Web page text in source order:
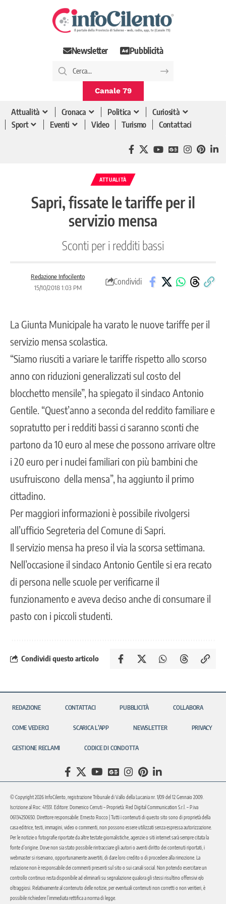
Newsletter Pubblicità
Canale 79
Attualità Cronaca Politica
Curiosità
Sport
Eventi Video Turismo Contattaci
ATTUALITÀ
Sapri, fissate le tariffe per il
servizio mensa
Sconti per i redditi bassi
Redazione Infocilento
15/10/2018 1:03 PM
Condividi
La Giunta Municipale ha varato le nuove tariffe per il
servizio mensa scolastica.
“Siamo riusciti a variare le tariffe rispetto allo scorso
anno con riduzioni generalizzati sul costo del
blocchetto mensile”, ha spiegato il sindaco Antonio
Gentile. “Quest’anno a seconda del reddito familiare e
sopratutto per i redditi bassi ci saranno sconti che
partono da 10 euro al mese che possono arrivare oltre
i 20 euro per i nuclei familiari con più bambini che
usufruiscono della mensa”, ha aggiunto il primo
cittadino.
Per maggiori informazioni è possibile rivolgersi
all’ufficio Segreteria del Comune di Sapri.
Il servizio mensa ha preso il via la scorsa settimana.
Nell’occasione il sindaco Antonio Gentile si era recato
di persona nelle scuole per verificarne il
funzionamento e aveva deciso anche di consumare il
pasto con i piccoli studenti.
Condividi questo articolo
REDAZIONE CONTATTACI PUBBLICITÀ COLLABORA
COME VEDERCI SCARICA L’APP NEWSLETTER PRIVACY
GESTIONE RECLAMI CODICE DI CONDOTTA
© Copyright 2026 InfoCilento, registrazione Tribunale di Vallo della Lucania nr. 1/09 del 12 Gennaio 2009.
Iscrizione al Roc: 41551. Editore: Domenico Cerruti – Proprietà: Red Digital Communication S.r.l. – P.iva
06134250650. Direttore responsabile: Ernesto Rocco | Tutti i contenuti di questo sito sono di proprietà della
casa editrice, testi, immagini, video o commenti, non possono essere utilizzati senza espressa autorizzazione.
Per le notizie o fotografie riportate da altre testate giornalistiche, agenzie o siti internet sarà sempre citata la
fonte d’origine. Dove non sia stato possibile rintracciare gli autori o aventi diritto dei contenuti riportati, i
webmaster si riservano, opportunamente avvertiti, di dare loro credito o di procedere alla rimozione. La
redazione non è responsabile dei commenti presenti sul sito o sui canali social. Non potendo esercitare un
controllo continuo resta disponibile ad eliminarli su segnalazione qualora gli stessi risultino offensivi e/o
oltraggiosi. Relativamente al contenuto delle notizie, per eventuali contenuti non corretti o non veritieri, è
possibile richiedere l’immediata rettifica a norma di legge.